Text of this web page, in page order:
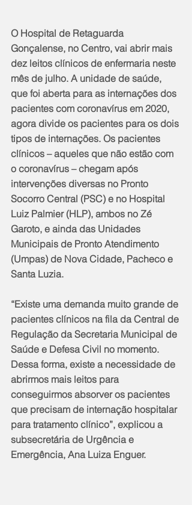
O Hospital de Retaguarda
Gonçalense, no Centro, vai abrir mais
dez leitos clínicos de enfermaria neste
mês de julho. A unidade de saúde,
que foi aberta para as internações dos
pacientes com coronavírus em 2020,
agora divide os pacientes para os dois
tipos de internações. Os pacientes
clínicos – aqueles que não estão com
o coronavírus – chegam após
intervenções diversas no Pronto
Socorro Central (PSC) e no Hospital
Luiz Palmier (HLP), ambos no Zé
Garoto, e ainda das Unidades
Municipais de Pronto Atendimento
(Umpas) de Nova Cidade, Pacheco e
Santa Luzia.
“Existe uma demanda muito grande de
pacientes clínicos na fila da Central de
Regulação da Secretaria Municipal de
Saúde e Defesa Civil no momento.
Dessa forma, existe a necessidade de
abrirmos mais leitos para
conseguirmos absorver os pacientes
que precisam de internação hospitalar
para tratamento clínico”, explicou a
subsecretária de Urgência e
Emergência, Ana Luiza Enguer.